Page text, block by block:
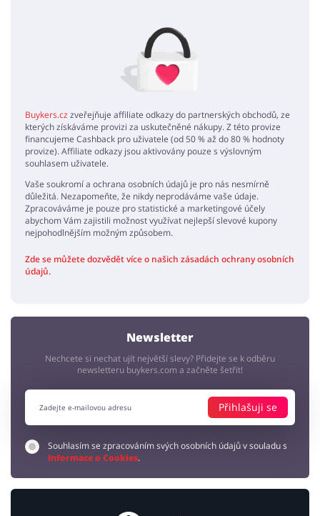
Žádné elementy nejsou
Buykers.cz zveřejňuje affiliate odkazy do partnerských obchodů, ze
kterých získáváme provizi za uskutečněné nákupy. Z této provize
financujeme Cashback pro uživatele (od 50 % až do 80 % hodnoty
provize). Affiliate odkazy jsou aktivovány pouze s výslovným
souhlasem uživatele.
Vaše soukromí a ochrana osobních údajů je pro nás nesmírně
důležitá. Nezapomeňte, že nikdy neprodáváme vaše údaje.
Zpracováváme je pouze pro statistické a marketingové účely
abychom Vám zajistili možnost využívat nejlepší slevové kupony
nejpohodlnějším možným způsobem.
Zde se můžete dozvědět více o našich zásadách ochrany osobních
údajů.
Newsletter
Nechcete si nechat ujít největší slevy? Přidejte se k odběru
newsletteru buykers.com a začněte šetřit!
Přihlašuji se
Souhlasím se zpracováním svých osobních údajů v souladu s
Informace o Cookies.